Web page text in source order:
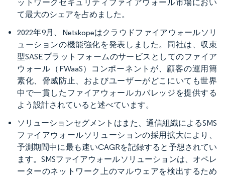
ットワークセキュリティファイアウォール市場におい
て最大のシェアを占めました。
2022年9月、Netskopeはクラウドファイアウォールソリ
ューションの機能強化を発表しました。同社は、収束
型SASEプラットフォームのサービスとしてのファイア
ウォール（FWaaS）コンポーネントが、顧客の運用簡
素化、脅威防止、およびユーザーがどこにいても世界
中で一貫したファイアウォールカバレッジを提供する
よう設計されていると述べています。
ソリューションセグメントはまた、通信組織によるSMS
ファイアウォールソリューションの採用拡大により、
予測期間中に最も速いCAGRを記録すると予想されてい
ます。SMSファイアウォールソリューションは、オペレ
ーターのネットワーク上のマルウェアを検出するため